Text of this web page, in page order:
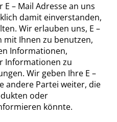
– Mail Adresse an uns
damit einverstanden,
Wir erlauben uns, E –
mit Ihnen zu benutzen,
Informationen,
Informationen zu
Wir geben Ihre E –
andere Partei weiter, die
oder
könnte.